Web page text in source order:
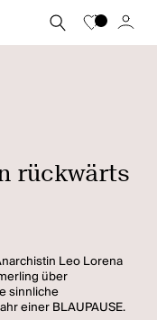
rückwärts
Leo Lorena
über
sinnliche
einer BLAUPAUSE.